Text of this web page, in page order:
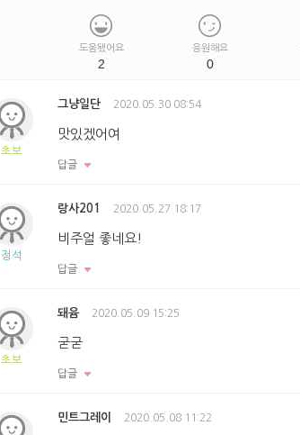
도움됐어요
2
응원해요
0
초보
그냥일단 2020.05.30 08:54
맛있겠어여
답글
정석
랑사201 2020.05.27 18:17
비주얼 좋네요!
답글
초보
돼윰 2020.05.09 15:25
굳굳
답글
민트그레이 2020.05.08 11:22